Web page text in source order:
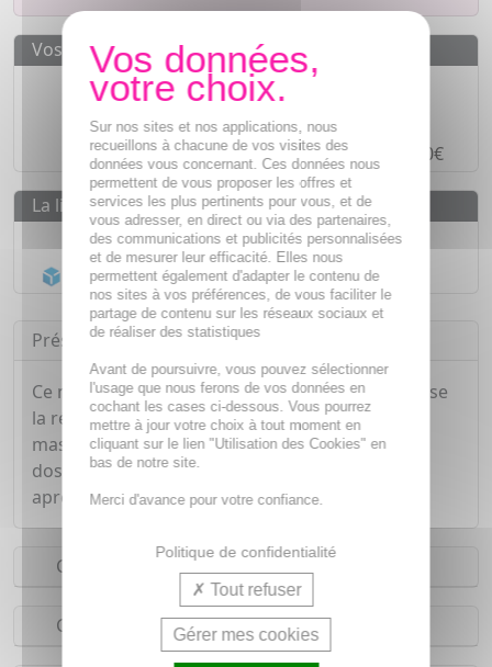
Vos avantages
Des prixIMBATTABLES
Paiement en ligneSÉCURISÉ
Paiement en4 fois sans fraisà partir de 30€
La livraison
Livraison gratuite dès55€
Acheminement Chronoposten 24h*
Présentation
Ce macérât huileux aux vertus tonifiantes favorise
la récupération musculaire (utilisée en huile de
massage) et apaise les tensions musculaires du
dos et du ventre. Il protège l'épiderme avant et
après l'effort.
Conseils d'utilisation
Composition
Sur nos sites et nos applications, nous
recueillons à chacune de vos visites des
données vous concernant. Ces données nous
permettent de vous proposer les offres et
services les plus pertinents pour vous, et de
vous adresser, en direct ou via des partenaires,
des communications et publicités personnalisées
et de mesurer leur efficacité. Elles nous
permettent également d'adapter le contenu de
nos sites à vos préférences, de vous faciliter le
partage de contenu sur les réseaux sociaux et
de réaliser des statistiques
Avant de poursuivre, vous pouvez sélectionner
l'usage que nous ferons de vos données en
cochant les cases ci-dessous. Vous pourrez
mettre à jour votre choix à tout moment en
cliquant sur le lien "Utilisation des Cookies" en
bas de notre site.
Merci d'avance pour votre confiance.
Politique de confidentialité
Tout refuser
Gérer mes cookies